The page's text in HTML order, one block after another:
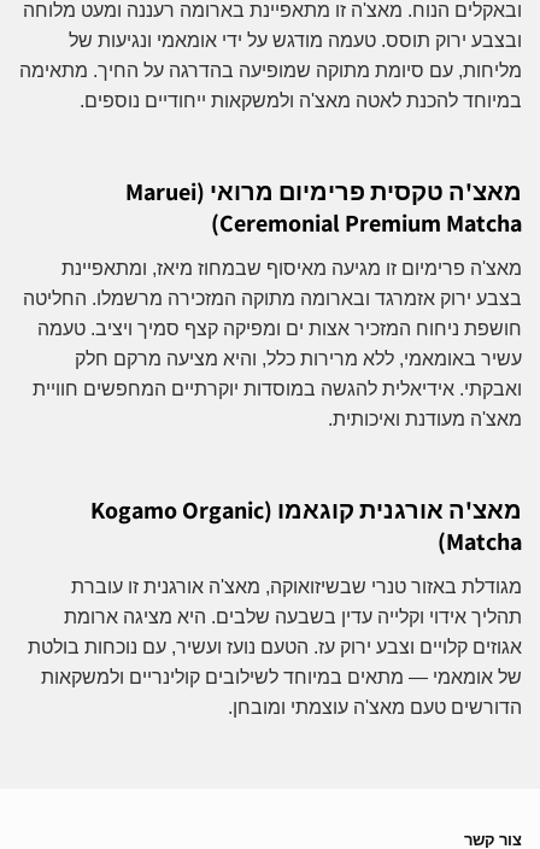
ובאקלים הנוח. מאצ'ה זו מתאפיינת בארומה רעננה ומעט מלוחה
ובצבע ירוק תוסס. טעמה מודגש על ידי אומאמי ונגיעות של
מליחות, עם סיומת מתוקה שמופיעה בהדרגה על החיך. מתאימה
במיוחד להכנת לאטה מאצ'ה ולמשקאות ייחודיים נוספים.
מאצ'ה טקסית פרימיום מרואי (Maruei
Ceremonial Premium Matcha)
מאצ'ה פרימיום זו מגיעה מאיסוף שבמחוז מיאז, ומתאפיינת
בצבע ירוק אזמרגד ובארומה מתוקה המזכירה מרשמלו. החליטה
חושפת ניחוח המזכיר אצות ים ומפיקה קצף סמיך ויציב. טעמה
עשיר באומאמי, ללא מרירות כלל, והיא מציעה מרקם חלק
ואבקתי. אידיאלית להגשה במוסדות יוקרתיים המחפשים חוויית
מאצ'ה מעודנת ואיכותית.
מאצ'ה אורגנית קוגאמו (Kogamo Organic
Matcha)
מגודלת באזור טנרי שבשיזואוקה, מאצ'ה אורגנית זו עוברת
תהליך אידוי וקלייה עדין בשבעה שלבים. היא מציגה ארומת
אגוזים קלויים וצבע ירוק עז. הטעם נועז ועשיר, עם נוכחות בולטת
של אומאמי — מתאים במיוחד לשילובים קולינריים ולמשקאות
הדורשים טעם מאצ'ה עוצמתי ומובחן.
צור קשר